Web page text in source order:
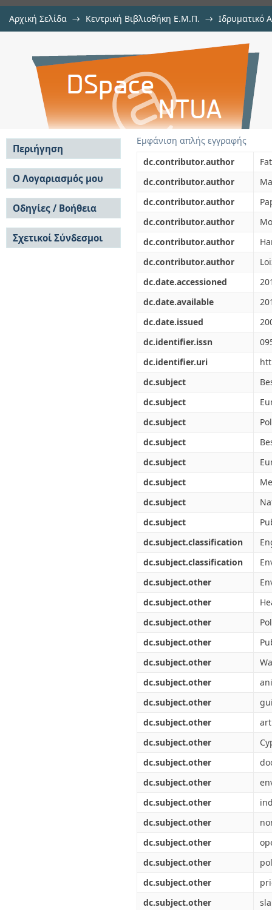
Αρχική Σελίδα → Κεντρική Βιβλιοθήκη Ε.Μ.Π. → Ιδρυματικό
Development of guidelines on
Cyprus
Εμφάνιση απλής εγγραφής
dc.contributor.author
dc.contributor.author
dc.contributor.author
dc.contributor.author
dc.contributor.author
dc.contributor.author
dc.date.accessioned
dc.date.available
dc.date.issued
dc.identifier.issn
dc.identifier.uri
dc.subject
dc.subject
dc.subject
dc.subject
dc.subject
dc.subject
dc.subject
dc.subject
dc.subject.classification
dc.subject.classification
dc.subject.other
dc.subject.other
dc.subject.other
dc.subject.other
dc.subject.other
dc.subject.other
dc.subject.other
dc.subject.other
dc.subject.other
dc.subject.other
dc.subject.other
dc.subject.other
dc.subject.other
dc.subject.other
dc.subject.other
dc.subject.other
dc.subject.other
Περιήγηση
Σε όλο το DSpace
Κοινότητες & Συλλογές
Ανά Ημερομηνία
Έκδοσης
Συγγραφείς
Τίτλοι
Θέματα
Ο Λογαριασμός μου
Σύνδεση
Εγγραφή
Οδηγίες / Βοήθεια
Οδηγίες Υποβολής
Οδηγίες Χρήσης ΙΑ
Συχνές Ερωτήσεις
Σχετικοί Σύνδεσμοι